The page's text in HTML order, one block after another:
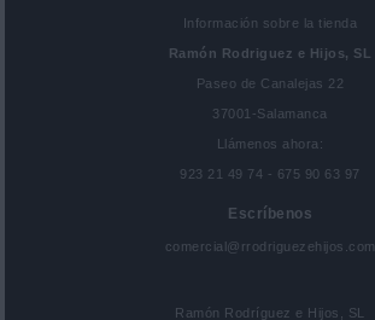
Información sobre la tienda
Ramón Rodriguez e Hijos, SL
Paseo de Canalejas 22
37001-Salamanca
Llámenos ahora:
923 21 49 74 - 675 90 63 97
Escríbenos
comercial@rrodriguezehijos.com
Ramón Rodríguez e Hijos, SL